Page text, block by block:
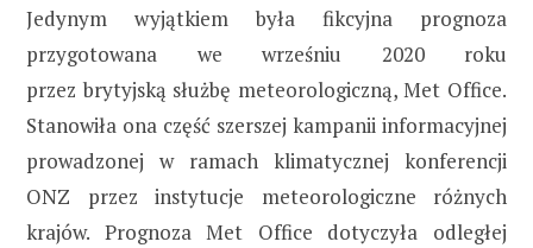
Jedynym wyjątkiem była fikcyjna prognoza
przygotowana we wrześniu 2020 roku
przez brytyjską służbę meteorologiczną, Met Office.
Stanowiła ona część szerszej kampanii informacyjnej
prowadzonej w ramach klimatycznej konferencji
ONZ przez instytucje meteorologiczne różnych
krajów. Prognoza Met Office dotyczyła odległej